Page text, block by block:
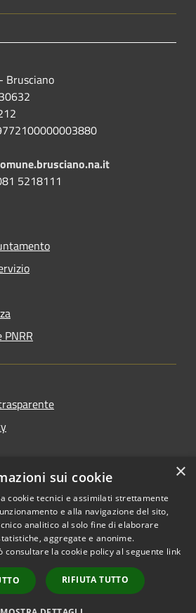
Brusciano
5218111
Copyright © 2026 • Comune di
Brusciano • Powered by
Municipium•
Accesso
redazione
×
sui cookie
cookie tecnici e assimilati strettamente
e alla navigazione del sito,
analitico al solo fine di elaborare
aggregate e anonime.
consultare la cookie policy al seguente link
RIFIUTA TUTTO